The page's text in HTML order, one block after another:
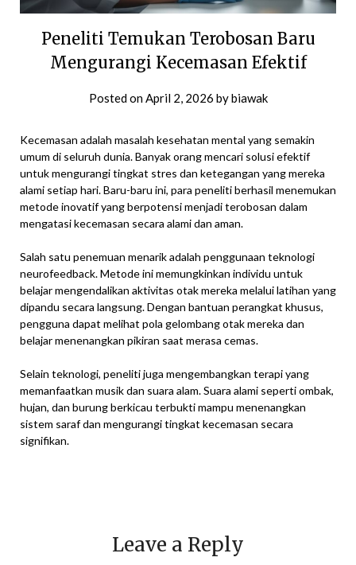
Peneliti Temukan Terobosan Baru
Mengurangi Kecemasan Efektif
Posted onApril 2, 2026 bybiawak
Kecemasan adalah masalah kesehatan mental yang semakin
umum di seluruh dunia. Banyak orang mencari solusi efektif
untuk mengurangi tingkat stres dan ketegangan yang mereka
alami setiap hari. Baru-baru ini, para peneliti berhasil menemukan
metode inovatif yang berpotensi menjadi terobosan dalam
mengatasi kecemasan secara alami dan aman.
Salah satu penemuan menarik adalah penggunaan teknologi
neurofeedback. Metode ini memungkinkan individu untuk
belajar mengendalikan aktivitas otak mereka melalui latihan yang
dipandu secara langsung. Dengan bantuan perangkat khusus,
pengguna dapat melihat pola gelombang otak mereka dan
belajar menenangkan pikiran saat merasa cemas.
Selain teknologi, peneliti juga mengembangkan terapi yang
memanfaatkan musik dan suara alam. Suara alami seperti ombak,
hujan, dan burung berkicau terbukti mampu menenangkan
sistem saraf dan mengurangi tingkat kecemasan secara
signifikan.
Leave a Reply